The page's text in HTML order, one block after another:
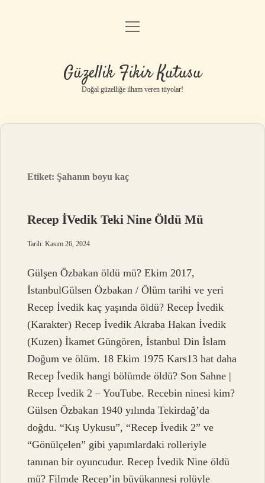
Anasayfa
Yasal Uyarı
menüyü
Güzellik Fikir Kutusu
Doğal güzelliğe ilham veren tüyolar!
Etiket: Şahanın boyu kaç
Recep İVedik Teki Nine Öldü Mü
Tarih: Kasım 26, 2024
Gülşen Özbakan öldü mü? Ekim 2017,
İstanbulGülsen Özbakan / Ölüm tarihi ve yeri
Recep İvedik kaç yaşında öldü? Recep İvedik
(Karakter) Recep İvedik Akraba Hakan İvedik
(Kuzen) İkamet Güngören, İstanbul Din İslam
Doğum ve ölüm. 18 Ekim 1975 Kars13 hat daha
Recep İvedik hangi bölümde öldü? Son Sahne |
Recep İvedik 2 – YouTube. Recebin ninesi kim?
Gülsen Özbakan 1940 yılında Tekirdağ’da
doğdu. “Kış Uykusu”, “Recep İvedik 2” ve
“Gönülçelen” gibi yapımlardaki rolleriyle
tanınan bir oyuncudur. Recep İvedik Nine öldü
mü? Filmde Recep’in büyükannesi rolüyle